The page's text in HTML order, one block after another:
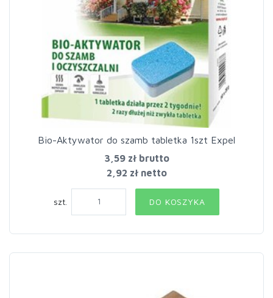
Bio-Aktywator do szamb tabletka 1szt Expel
3,59 złbrutto
2,92 zł netto
szt. DO KOSZYKA